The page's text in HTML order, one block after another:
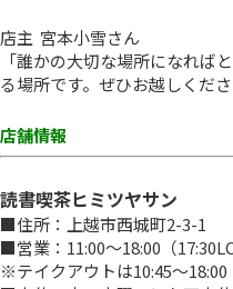
店主 宮本小雪さん
「誰かの大切な場所になれば
る場所です。ぜひお越しくださ
店舗情報
読書喫茶ヒミツヤサン
■住所：上越市西城町2-3-1
■営業：11:00～18:00（17:30LO
※テイクアウトは10:45～18:00